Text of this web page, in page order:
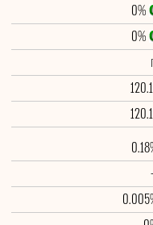
0%
0%